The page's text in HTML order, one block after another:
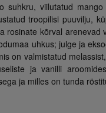
suhkru, viilutatud
troopilisi puuvilju,
kõrval arenevad
uhkus; julge ja
on valmistatud
ja vanilli
ja milles on tunda